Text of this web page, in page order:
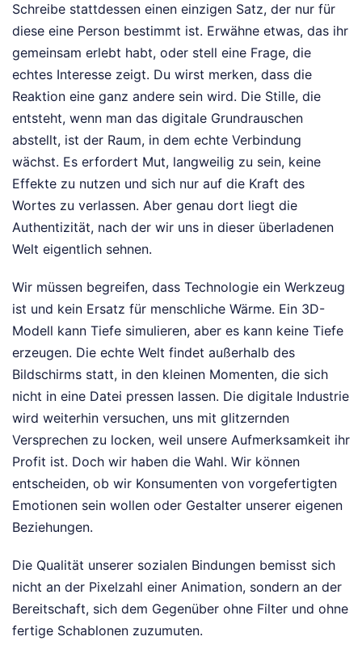
Schreibe stattdessen einen einzigen Satz, der nur für
diese eine Person bestimmt ist. Erwähne etwas, das ihr
gemeinsam erlebt habt, oder stell eine Frage, die
echtes Interesse zeigt. Du wirst merken, dass die
Reaktion eine ganz andere sein wird. Die Stille, die
entsteht, wenn man das digitale Grundrauschen
abstellt, ist der Raum, in dem echte Verbindung
wächst. Es erfordert Mut, langweilig zu sein, keine
Effekte zu nutzen und sich nur auf die Kraft des
Wortes zu verlassen. Aber genau dort liegt die
Authentizität, nach der wir uns in dieser überladenen
Welt eigentlich sehnen.
Wir müssen begreifen, dass Technologie ein Werkzeug
ist und kein Ersatz für menschliche Wärme. Ein 3D-
Modell kann Tiefe simulieren, aber es kann keine Tiefe
erzeugen. Die echte Welt findet außerhalb des
Bildschirms statt, in den kleinen Momenten, die sich
nicht in eine Datei pressen lassen. Die digitale Industrie
wird weiterhin versuchen, uns mit glitzernden
Versprechen zu locken, weil unsere Aufmerksamkeit ihr
Profit ist. Doch wir haben die Wahl. Wir können
entscheiden, ob wir Konsumenten von vorgefertigten
Emotionen sein wollen oder Gestalter unserer eigenen
Beziehungen.
Die Qualität unserer sozialen Bindungen bemisst sich
nicht an der Pixelzahl einer Animation, sondern an der
Bereitschaft, sich dem Gegenüber ohne Filter und ohne
fertige Schablonen zuzumuten.